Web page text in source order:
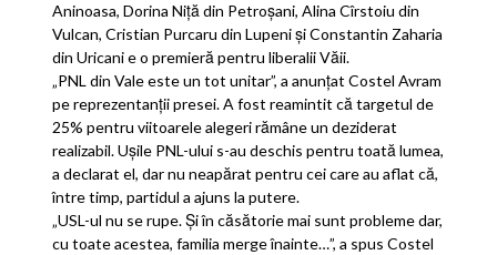
Aninoasa, Dorina Niţă din Petroşani, Alina Cîrstoiu din
Vulcan, Cristian Purcaru din Lupeni şi Constantin Zaharia
din Uricani e o premieră pentru liberalii Văii.
„PNL din Vale este un tot unitar”, a anunţat Costel Avram
pe reprezentanţii presei. A fost reamintit că targetul de
25% pentru viitoarele alegeri rămâne un deziderat
realizabil. Uşile PNL-ului s-au deschis pentru toată lumea,
a declarat el, dar nu neapărat pentru cei care au aflat că,
între timp, partidul a ajuns la putere.
„USL-ul nu se rupe. Şi în căsătorie mai sunt probleme dar,
cu toate acestea, familia merge înainte…”, a spus Costel